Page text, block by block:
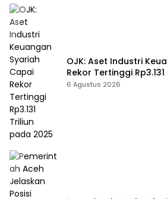
OJK: Aset Industri
Rekor Tertinggi
6 Agustus 2026